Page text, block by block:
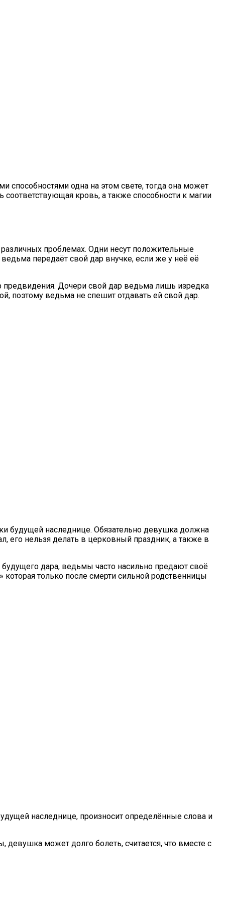
одна на этом свете, тогда она может
кровь, а также способности к магии
проблемах. Одни несут положительные
передаёт свой дар внучке, если же у неё её
Дочери свой дар ведьма лишь изредка
поэтому ведьма не спешит отдавать ей свой дар.
будущей наследнице. Обязательно девушка должна
его нельзя делать в церковный праздник, а также в
дара, ведьмы часто насильно предают своё
только после смерти сильной родственницы
наследнице, произносит определённые слова и
может долго болеть, считается, что вместе с